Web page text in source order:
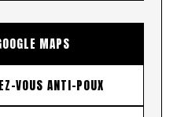
MAPS
VOUS ANTI-POUX